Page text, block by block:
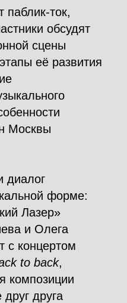
паблик-ток,
обсудят
сцены
её развития
Москвы
диалог
форме:
Лазер»
и Олега
с концертом
to back,
композиции
друга